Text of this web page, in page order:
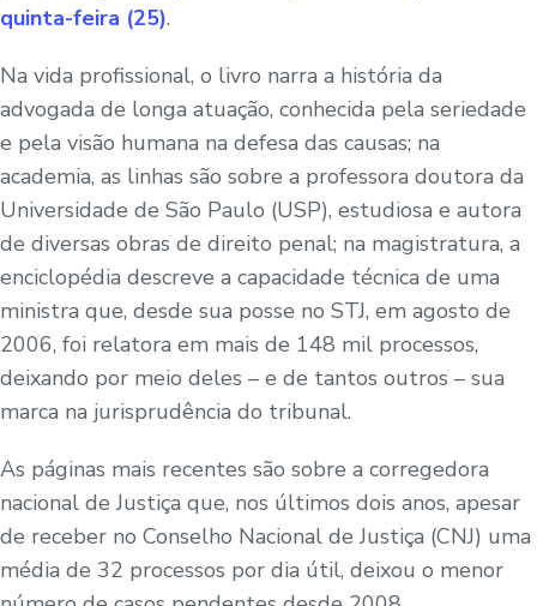
quinta-feira (25).
Na vida profissional, o livro narra a história da
advogada de longa atuação, conhecida pela seriedade
e pela visão humana na defesa das causas; na
academia, as linhas são sobre a professora doutora da
Universidade de São Paulo (USP), estudiosa e autora
de diversas obras de direito penal; na magistratura, a
enciclopédia descreve a capacidade técnica de uma
ministra que, desde sua posse no STJ, em agosto de
2006, foi relatora em mais de 148 mil processos,
deixando por meio deles – e de tantos outros – sua
marca na jurisprudência do tribunal.
As páginas mais recentes são sobre a corregedora
nacional de Justiça que, nos últimos dois anos, apesar
de receber no Conselho Nacional de Justiça (CNJ) uma
média de 32 processos por dia útil, deixou o menor